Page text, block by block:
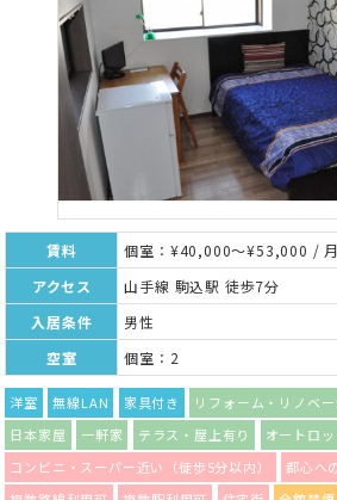
賃料
個室：¥40,000～¥53,000 / 月
アクセス
山手線 駒込駅 徒歩7分
入居条件
男性
空室
個室：2
洋室 無線LAN 家具付き リフォーム・リノベ
日本家屋
一軒家 テラス・屋上有り
オートロ
コンビニ・スーパー近い（徒歩5分以内）
都心へ